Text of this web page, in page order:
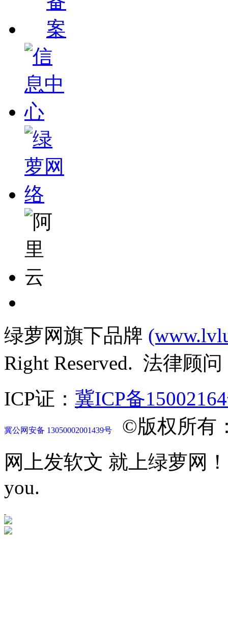
绿萝网旗下品牌
Right Reserved. 法律顾
ICP证： 冀ICP备
冀公网安备 13050002001439号
©版权所有
网上发软文 就上绿萝网！
you.